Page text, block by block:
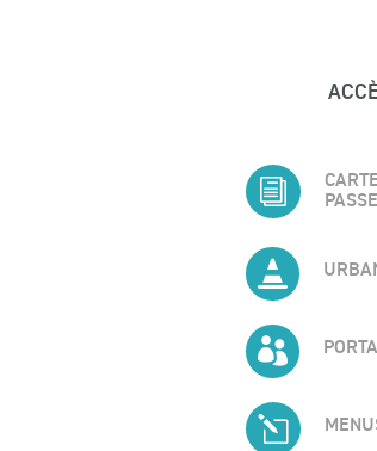
i


l